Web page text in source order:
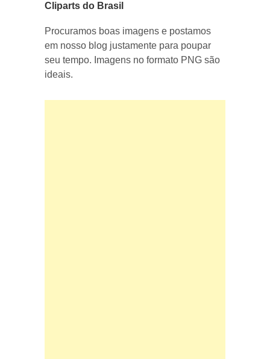
Cliparts do Brasil
Procuramos boas imagens e postamos
em nosso blog justamente para poupar
seu tempo. Imagens no formato PNG são
ideais.